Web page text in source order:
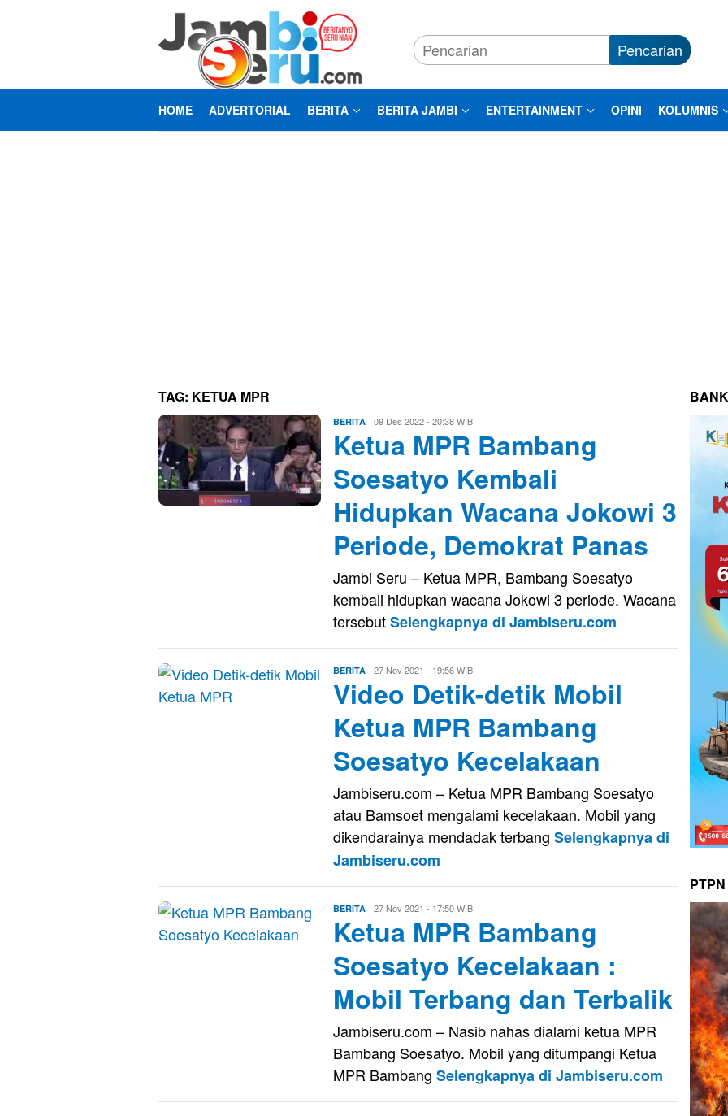
Pencarian
HOME ADVERTORIAL BERITA BERITA JAMBI ENTERTAINMENT OPINI KOLUMNIS
TAG: KETUA MPR
BERITA Firman
09 Des 2022 - 20:38 WIB
Ketua MPR Bambang
Soesatyo Kembali
Hidupkan Wacana Jokowi 3
Periode, Demokrat Panas
Jambi Seru – Ketua MPR, Bambang Soesatyo
kembali hidupkan wacana Jokowi 3 periode. Wacana
tersebutSelengkapnya di Jambiseru.com
BERITA Evo
Kusnady
27 Nov 2021 - 19:56 WIB
Video Detik-detik Mobil
Ketua MPR Bambang
Soesatyo Kecelakaan
Jambiseru.com – Ketua MPR Bambang Soesatyo
atau Bamsoet mengalami kecelakaan. Mobil yang
dikendarainya mendadak terbang Selengkapnya di
Jambiseru.com
BERITA Evo
27 Nov 2021 - 17:50 WIB
Ketua MPR Bambang
Soesatyo Kecelakaan :
Mobil Terbang dan Terbalik
Jambiseru.com – Nasib nahas dialami ketua MPR
Bambang Soesatyo. Mobil yang ditumpangi Ketua
MPR Bambang Selengkapnya di Jambiseru.com